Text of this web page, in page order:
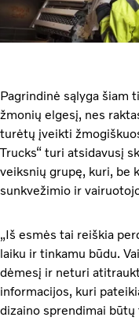
Pagrindinė sąlyga šiam
žmonių elgesį, nes
turėtų įveikti
Trucks“ turi atsidavusį
veiksnių grupę, kuri, be
sunkvežimio ir
„Iš esmės tai reiškia
laiku ir tinkamu būdu.
dėmesį ir neturi
informacijos, kuri
dizaino sprendimai